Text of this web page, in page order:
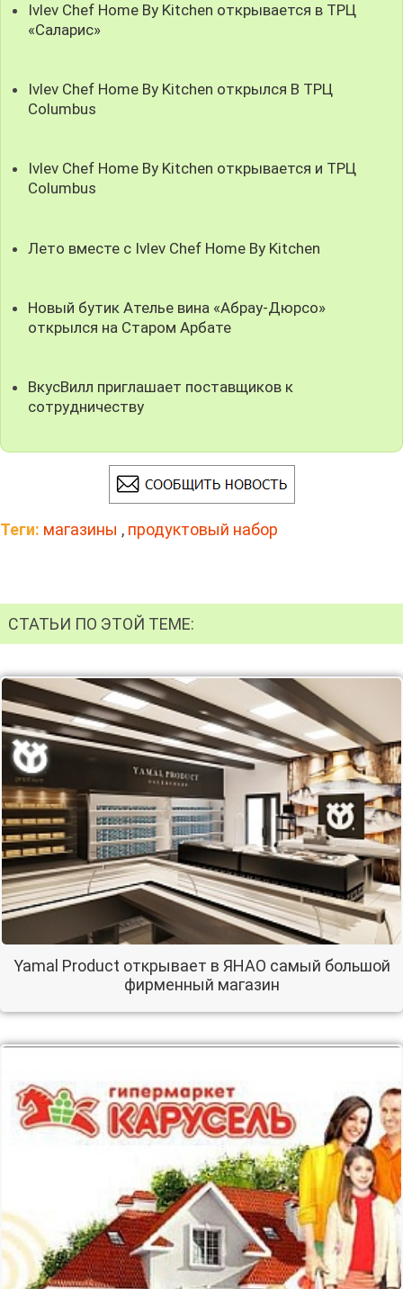
Ivlev Chef Home By Kitchen открывается в ТРЦ
«Саларис»
Ivlev Chef Home By Kitchen открылся В ТРЦ
Columbus
Ivlev Chef Home By Kitchen открывается и ТРЦ
Columbus
Лето вместе с Ivlev Chef Home By Kitchen
Новый бутик Ателье вина «Абрау-Дюрсо»
открылся на Старом Арбате
ВкусВилл приглашает поставщиков к
сотрудничеству
Теги: магазины , продуктовый набор
СТАТЬИ ПО ЭТОЙ ТЕМЕ:
Yamal Product открывает в ЯНАО самый большой
фирменный магазин